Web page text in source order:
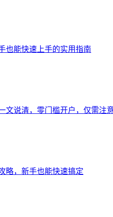
也能快速上手的实用指南
文说清，零门槛开户，仅需注
略，新手也能快速搞定